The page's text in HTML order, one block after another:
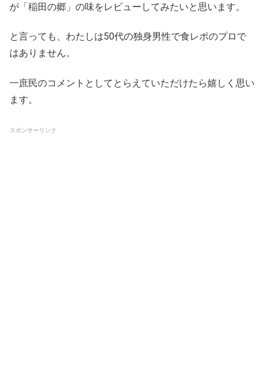
が「稲田の郷」の味をレビューしてみたいと思います。
と言っても、わたしは50代の独身男性で食レポのプロで
はありません。
一庶民のコメントとしてとらえていただけたら嬉しく思い
ます。
スポンサーリンク